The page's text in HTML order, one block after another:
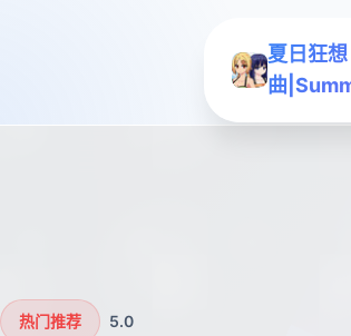
夏日狂想
曲
热门推荐 5.0